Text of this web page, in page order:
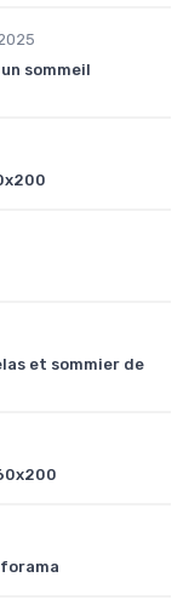
sommeil
et sommier de